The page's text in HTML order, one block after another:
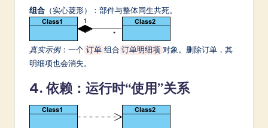
组合 （实心菱形）：部件与整体同生共死。
真实示例：一个 订单 组合 订单明细项 对象。删除订单，其
明细项也会消失。
4. 依赖：运行时“使用”关系